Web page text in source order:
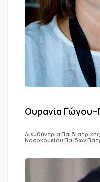
Ουρανία
Διευθύντρια
Νοσοκομείου Παίδων